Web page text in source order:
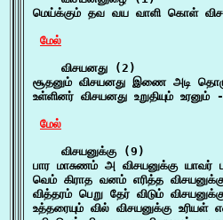
மெய்க்கும் தவ வய வாளி கொள்
மேல்
    விசயனது (2)
சூதனும் விசயனது இணை அடி
உள்ளினர் விசயனது உறுதியும் உரனும்
மேல்
    விசயனுக்கு (9)
பார மாசுணம் அ விசயனுக்கு
வெம் கிராத வனம் எரித்த
வித்தரம் பெறு தேர் விடும்
உத்தரையும் வில் விசயனுக்கு